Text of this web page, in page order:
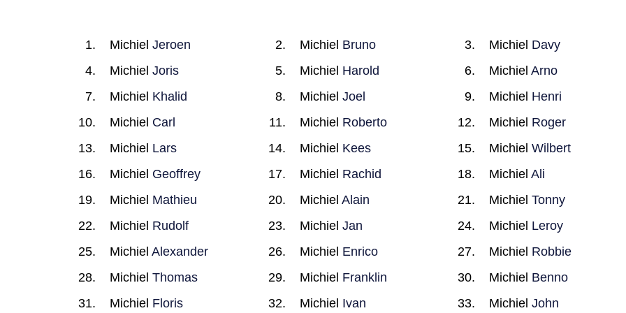
Michiel Jeroen Michiel Bruno Michiel Davy
Michiel Joris Michiel Harold MichielArno
Michiel Khalid Michiel Joel Michiel Henri
Michiel Carl Michiel Roberto Michiel Roger
Michiel Lars Michiel Kees MichielWilbert
Michiel Geoffrey Michiel Rachid MichielAli
Michiel Mathieu Michiel Alain MichielTonny
Michiel Rudolf Michiel Jan Michiel Leroy
Michiel Alexander Michiel Enrico Michiel Robbie
Michiel Thomas Michiel Franklin Michiel Benno
Michiel Floris Michiel Ivan MichielJohn